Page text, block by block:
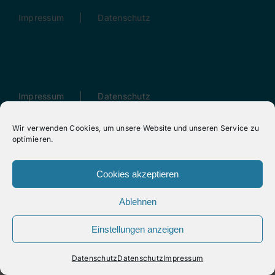
Wir verwenden Cookies, um unsere Website und unseren Service zu
optimieren.
Cookies akzeptieren
Ablehnen
Einstellungen anzeigen
DatenschutzDatenschutzImpressum
Impressum Datenschutz
Impressum Datenschutz
LinkedIn